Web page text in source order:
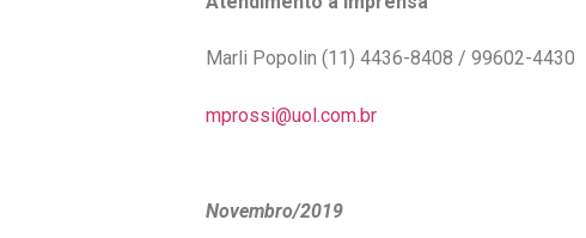
Marli Popolin (11) 4436-8408 / 99602-4430
mprossi@uol.com.br
Novembro/2019